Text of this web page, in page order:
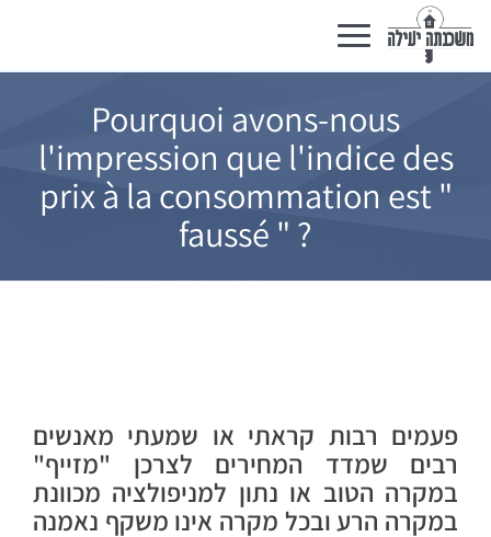
Basculer
la
navigation
Pourquoi avons-nous
l'impression que l'indice des
prix à la consommation est "
faussé " ?
פעמים רבות קראתי או שמעתי מאנשים
רבים שמדד המחירים לצרכן "מזייף"
במקרה הטוב או נתון למניפולציה מכוונת
במקרה הרע ובכל מקרה אינו משקף נאמנה